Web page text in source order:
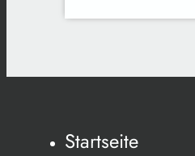
Startseite